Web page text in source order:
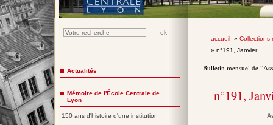
accueil» Collections
» n°191, Janvier
Bulletin mensuel de
n°191,
Actualités
Mémoire de l'École Centrale de
Lyon
150 ans d'histoire d'une institution